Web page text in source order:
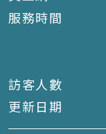
服務時間
訪客人數
更新日期